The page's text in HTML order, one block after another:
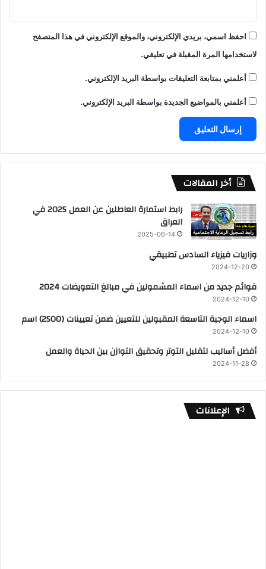
احفظ اسمي، بريدي الإلكتروني، والموقع الإلكتروني في هذا المتصفح
لاستخدامها المرة المقبلة في تعليقي.
أعلمني بمتابعة التعليقات بواسطة البريد الإلكتروني.
أعلمني بالمواضيع الجديدة بواسطة البريد الإلكتروني.
أخر المقالات
رابط استمارة العاطلين عن العمل 2025 في
العراق
2025-06-14
وزاريات فيزياء السادس تطبيقي
2024-12-20
قوائم جديد من اسماء المشمولين في مبالغ التعويضات 2024
2024-12-10
اسماء الوجبة التاسعة المقبولين للتعيين ضمن تعيينات (2500) اسم
2024-12-10
أفضل أساليب لتقليل التوتر وتحقيق التوازن بين الحياة والعمل
2024-11-28
الإعلانات